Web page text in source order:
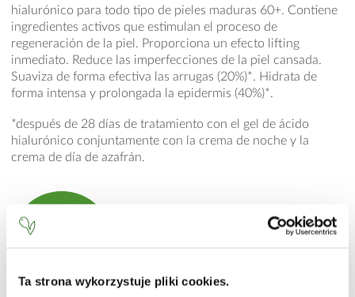
Ta strona wykorzystuje pliki cookies.
hialurónico para todo tipo de pieles maduras 60+. Contiene
ingredientes activos que estimulan el proceso de
regeneración de la piel. Proporciona un efecto lifting
inmediato. Reduce las imperfecciones de la piel cansada.
Suaviza de forma efectiva las arrugas (20%)*. Hidrata de
forma intensa y prolongada la epidermis (40%)*.
*después de 28 días de tratamiento con el gel de ácido
hialurónico conjuntamente con la crema de noche y la
crema de día de azafrán.
Consíguelo